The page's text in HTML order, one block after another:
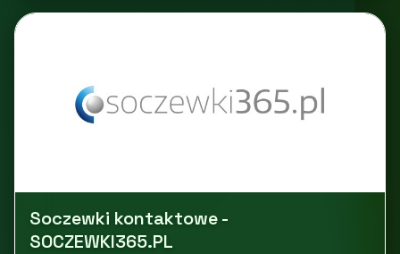
Soczewki kontaktowe -
SOCZEWKI365.PL